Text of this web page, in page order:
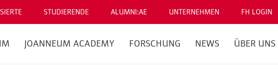
STUDIERENDE ALUMNI:AE UNTERNEHMEN FH LOGIN
JOANNEUM ACADEMY FORSCHUNG NEWS ÜBER UNS